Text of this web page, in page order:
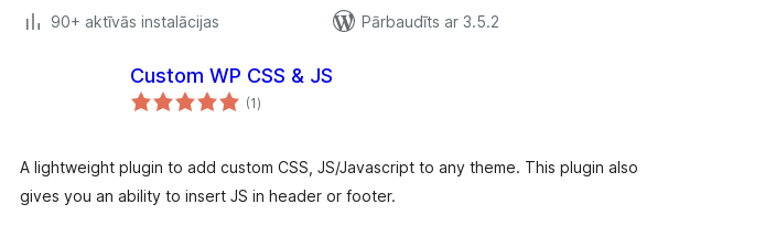
90+ aktīvās instalācijas
Pārbaudīts ar 3.5.2
Custom WP CSS & JS
(1vērtējumu
kopsumma
)
A lightweight plugin to add custom CSS, JS/Javascript to any theme. This plugin also
gives you an ability to insert JS in header or footer.